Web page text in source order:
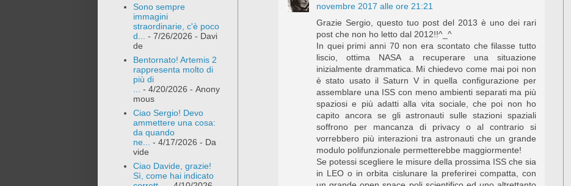
novembre 2017 alle ore 21:21
Grazie Sergio, questo tuo post del 2013 è uno dei rari
post che non ho letto dal 2012!!^_^
In quei primi anni 70 non era scontato che filasse tutto
liscio, ottima NASA a recuperare una situazione
inizialmente drammatica. Mi chiedevo come mai poi non
è stato usato il Saturn V in quella configurazione per
assemblare una ISS con meno ambienti separati ma più
spaziosi e più adatti alla vita sociale, che poi non ho
capito ancora se gli astronauti sulle stazioni spaziali
soffrono per mancanza di privacy o al contrario si
vorrebbero più interazioni tra astronauti che un grande
modulo polifunzionale permetterebbe maggiormente!
Se potessi scegliere le misure della prossima ISS che sia
in LEO o in orbita cislunare la preferirei compatta, con
Sono sempre
immagini
straordinarie, c'è poco
d... - 7/26/2026 - Davi
de
Bentornato! Artemis 2
rappresenta molto di
più di
... - 4/20/2026 - Anony
mous
Ciao Sergio! Devo
ammettere una cosa:
da quando
ne... - 4/17/2026 - Da
vide
Ciao Davide, grazie!
Sì, come hai indicato